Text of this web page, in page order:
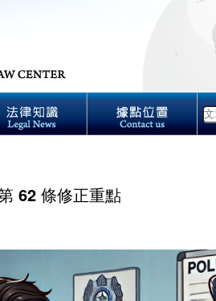
62 條修正重點